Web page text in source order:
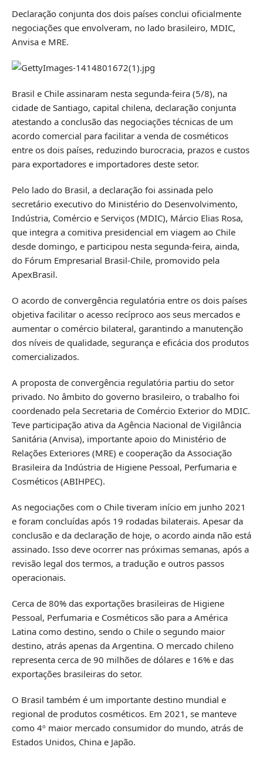
Declaração conjunta dos dois países conclui oficialmente
negociações que envolveram, no lado brasileiro, MDIC,
Anvisa e MRE.
Brasil e Chile assinaram nesta segunda-feira (5/8), na
cidade de Santiago, capital chilena, declaração conjunta
atestando a conclusão das negociações técnicas de um
acordo comercial para facilitar a venda de cosméticos
entre os dois países, reduzindo burocracia, prazos e custos
para exportadores e importadores deste setor.
Pelo lado do Brasil, a declaração foi assinada pelo
secretário executivo do Ministério do Desenvolvimento,
Indústria, Comércio e Serviços (MDIC), Márcio Elias Rosa,
que integra a comitiva presidencial em viagem ao Chile
desde domingo, e participou nesta segunda-feira, ainda,
do Fórum Empresarial Brasil-Chile, promovido pela
ApexBrasil.
O acordo de convergência regulatória entre os dois países
objetiva facilitar o acesso recíproco aos seus mercados e
aumentar o comércio bilateral, garantindo a manutenção
dos níveis de qualidade, segurança e eficácia dos produtos
comercializados.
A proposta de convergência regulatória partiu do setor
privado. No âmbito do governo brasileiro, o trabalho foi
coordenado pela Secretaria de Comércio Exterior do MDIC.
Teve participação ativa da Agência Nacional de Vigilância
Sanitária (Anvisa), importante apoio do Ministério de
Relações Exteriores (MRE) e cooperação da Associação
Brasileira da Indústria de Higiene Pessoal, Perfumaria e
Cosméticos (ABIHPEC).
As negociações com o Chile tiveram início em junho 2021
e foram concluídas após 19 rodadas bilaterais. Apesar da
conclusão e da declaração de hoje, o acordo ainda não está
assinado. Isso deve ocorrer nas próximas semanas, após a
revisão legal dos termos, a tradução e outros passos
operacionais.
Cerca de 80% das exportações brasileiras de Higiene
Pessoal, Perfumaria e Cosméticos são para a América
Latina como destino, sendo o Chile o segundo maior
destino, atrás apenas da Argentina. O mercado chileno
representa cerca de 90 milhões de dólares e 16% e das
exportações brasileiras do setor.
O Brasil também é um importante destino mundial e
regional de produtos cosméticos. Em 2021, se manteve
como 4º maior mercado consumidor do mundo, atrás de
Estados Unidos, China e Japão.